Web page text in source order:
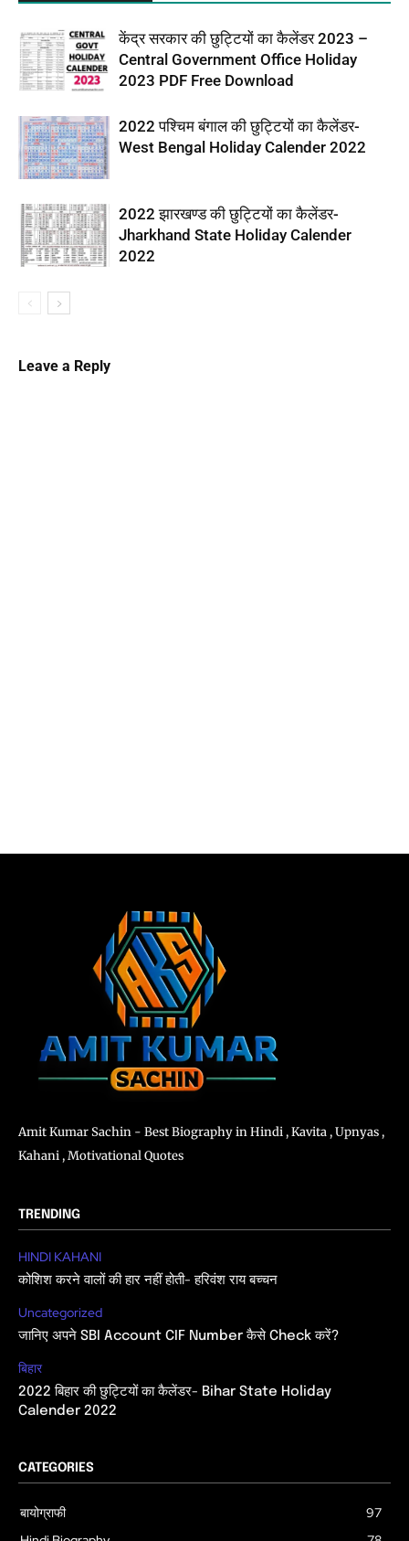
केंद्र सरकार की छुट्टियों का कैलेंडर 2023 –
Central Government Office Holiday
2023 PDF Free Download
2022 पश्चिम बंगाल की छुट्टियों का कैलेंडर-
West Bengal Holiday Calender 2022
2022 झारखण्ड की छुट्टियों का कैलेंडर-
Jharkhand State Holiday Calender
2022
Leave a Reply
Amit Kumar Sachin - Best Biography in Hindi , Kavita , Upnyas ,
Kahani , Motivational Quotes
TRENDING
HINDI KAHANI
कोशिश करने वालों की हार नहीं होती- हरिवंश राय बच्चन
Uncategorized
जानिए अपने SBI Account CIF Number कैसे Check करें?
बिहार
2022 बिहार की छुट्टियों का कैलेंडर- Bihar State Holiday
Calender 2022
CATEGORIES
बायोग्राफी
97